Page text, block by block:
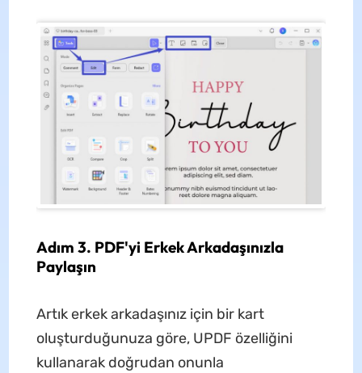
Adım 3. PDF'yi Erkek Arkadaşınızla
Paylaşın
Artık erkek arkadaşınız için bir kart
oluşturduğunuza göre, UPDF özelliğini
kullanarak doğrudan onunla